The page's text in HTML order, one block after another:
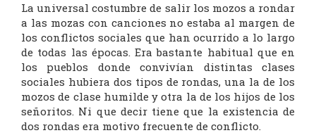
La universal costumbre de salir los mozos a rondar
a las mozas con canciones no estaba al margen de
los conflictos sociales que han ocurrido a lo largo
de todas las épocas. Era bastante habitual que en
los pueblos donde convivían distintas clases
sociales hubiera dos tipos de rondas, una la de los
mozos de clase humilde y otra la de los hijos de los
señoritos. Ni que decir tiene que la existencia de
dos rondas era motivo frecuente de conflicto.